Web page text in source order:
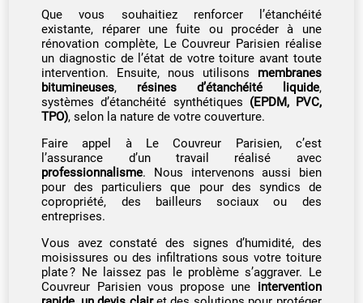
Que vous souhaitiez renforcer l’étanchéité
existante, réparer une fuite ou procéder à une
rénovation complète, Le Couvreur Parisien réalise
un diagnostic de l’état de votre toiture avant toute
intervention. Ensuite, nous utilisons membranes
bitumineuses, résines d’étanchéité liquide,
systèmes d’étanchéité synthétiques (EPDM, PVC,
TPO), selon la nature de votre couverture.
Faire appel à Le Couvreur Parisien, c’est
l’assurance d’un travail réalisé avec
professionnalisme. Nous intervenons aussi bien
pour des particuliers que pour des syndics de
copropriété, des bailleurs sociaux ou des
entreprises.
Vous avez constaté des signes d’humidité, des
moisissures ou des infiltrations sous votre toiture
plate ? Ne laissez pas le problème s’aggraver. Le
Couvreur Parisien vous propose une intervention